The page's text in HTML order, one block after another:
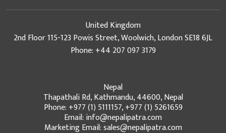
United Kingdom
2nd Floor 115-123 Powis Street, Woolwich, London SE18 6JL
Phone: +44 207 097 3179
Nepal
Thapathali Rd, Kathmandu, 44600, Nepal
Phone: +977 (1) 5111157, +977 (1) 5261659
Email: info@nepalipatra.com
Marketing Email: sales@nepalipatra.com